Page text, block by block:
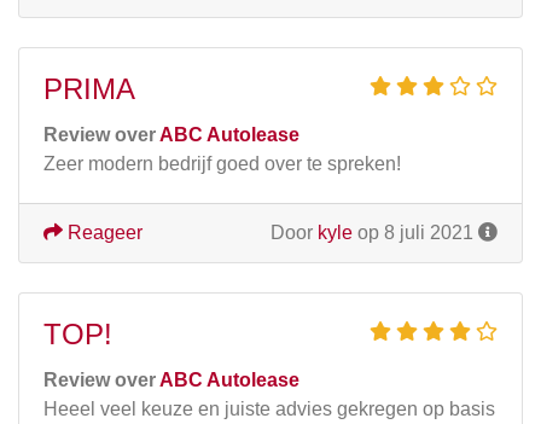
PRIMA
Review overABC Autolease
Zeer modern bedrijf goed over te spreken!
Door kyle op 8 juli 2021
Reageer
TOP!
Review overABC Autolease
Heeel veel keuze en juiste advies gekregen op basis